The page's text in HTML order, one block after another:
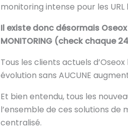
monitoring intense pour les URL
Il existe donc désormais Oseox
MONITORING (check chaque
Tous les clients actuels
évolution sans AUCUNE
Et bien entendu, tous les
l’ensemble de ces solutions
centralisé.